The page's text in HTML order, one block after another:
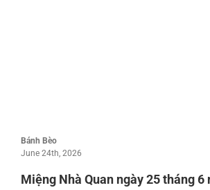
Bánh Bèo
June 24th, 2026
Miệng Nhà Quan ngày 25 tháng 6